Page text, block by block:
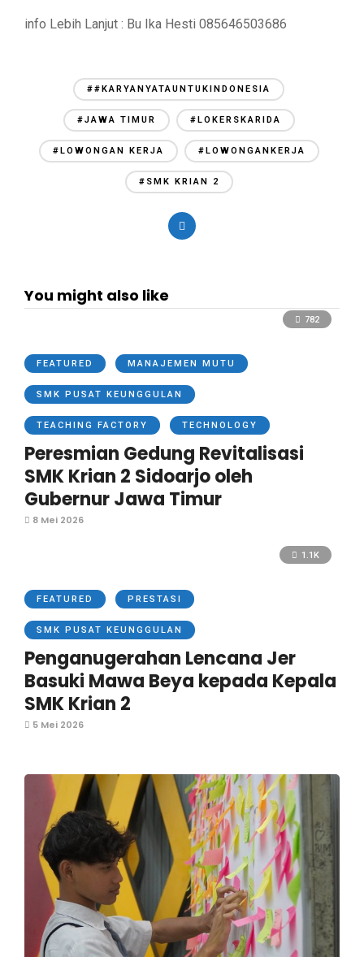
info Lebih Lanjut : Bu Ika Hesti 085646503686
##KARYANYATAUNTUKINDONESIA
#JAWA TIMUR #LOKERSKARIDA
#LOWONGAN KERJA #LOWONGANKERJA
#SMK KRIAN 2
You might also like
782
FEATURED MANAJEMEN MUTU
SMK PUSAT KEUNGGULAN
TEACHING FACTORY TECHNOLOGY
Peresmian Gedung Revitalisasi
SMK Krian 2 Sidoarjo oleh
Gubernur Jawa Timur
8 Mei 2026
1.1K
FEATURED PRESTASI
SMK PUSAT KEUNGGULAN
Penganugerahan Lencana Jer
Basuki Mawa Beya kepada Kepala
SMK Krian 2
5 Mei 2026